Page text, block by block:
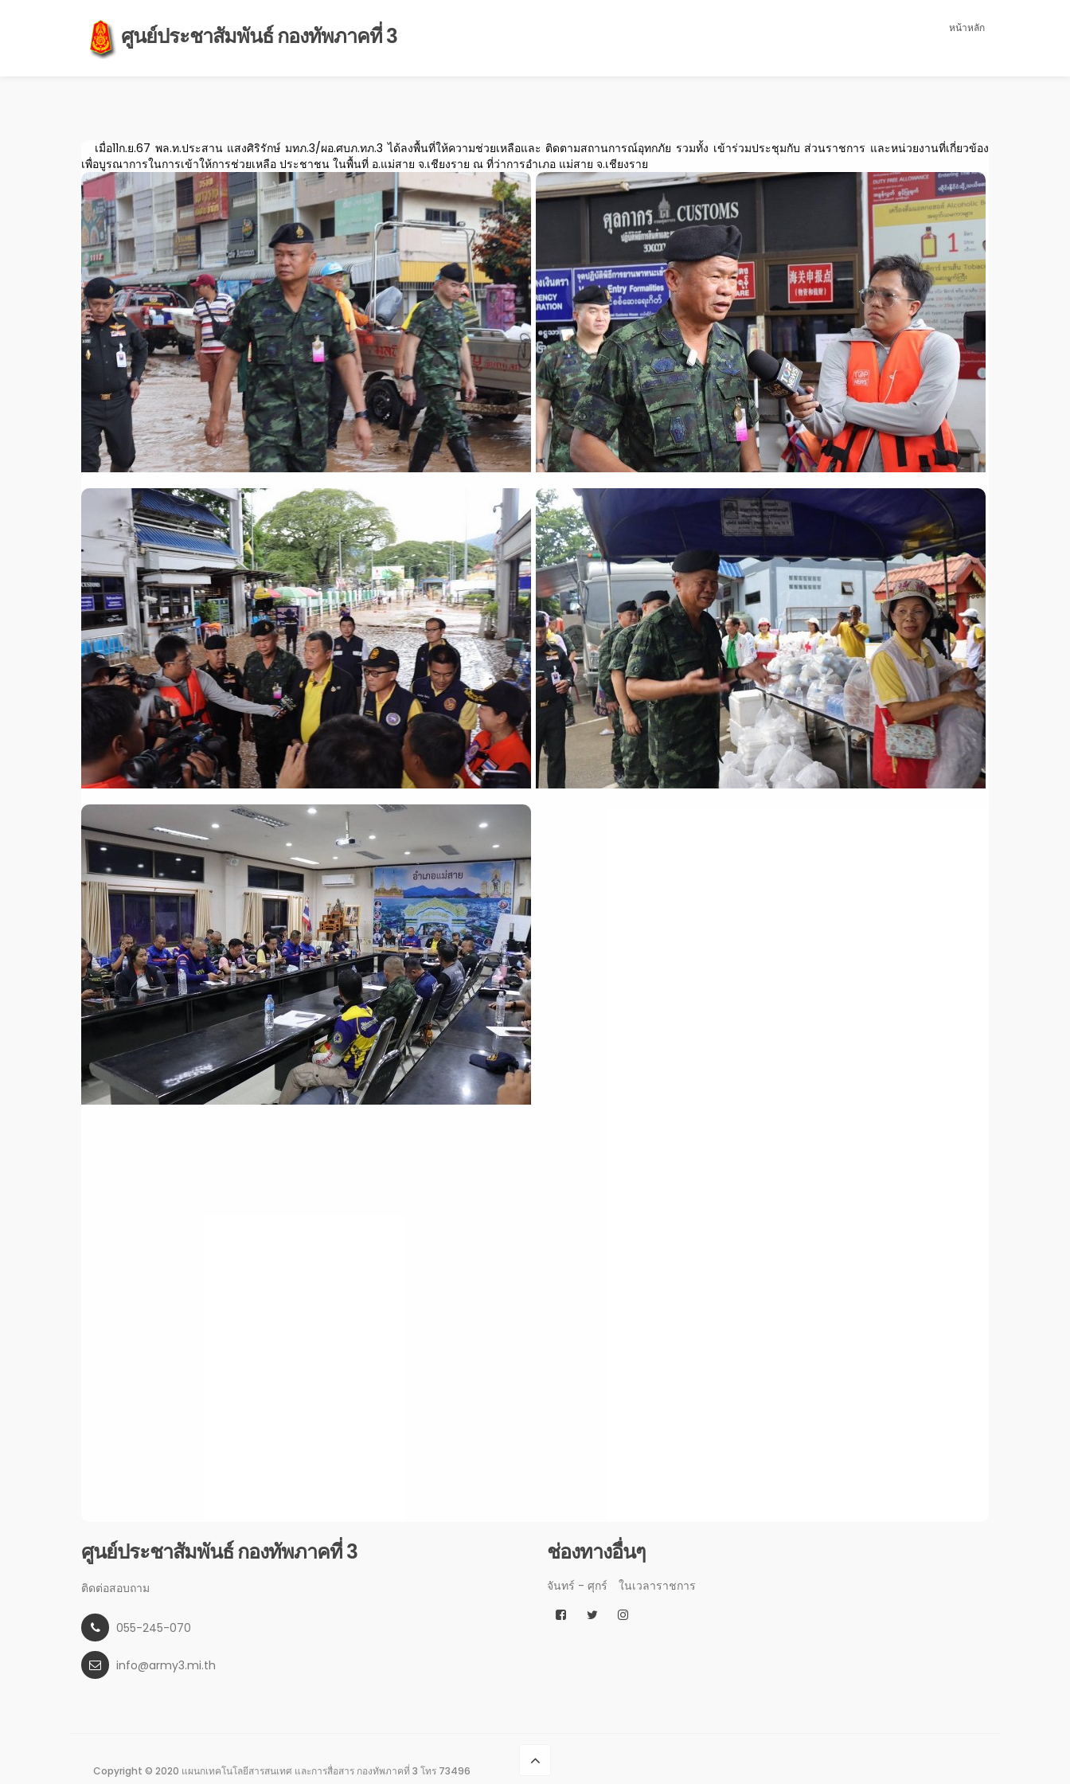
ศูนย์ประชาสัมพันธ์ กองทัพภาคที่ 3 หน้าหลัก
เมื่อ11ก.ย.67 พล.ท.ประสาน แสงศิริรักษ์ มทภ.3/ผอ.ศบภ.ทภ.3 ได้ลงพื้นที่ให้ความช่วยเหลือและ ติดตามสถานการณ์อุทกภัย รวมทั้ง เข้าร่วมประชุมกับ ส่วนราชการ และหน่วยงานที่เกี่ยวข้อง
เพื่อบูรณาการในการเข้าให้การช่วยเหลือ ประชาชน ในพื้นที่ อ.แม่สาย จ.เชียงราย ณ ที่ว่าการอำเภอ แม่สาย จ.เชียงราย
ศูนย์ประชาสัมพันธ์ กองทัพภาคที่ 3
ติดต่อสอบถาม
055-245-070
info@army3.mi.th
ช่องทางอื่นๆ
จันทร์ - ศุกร์ ในเวลาราชการ
Copyright © 2020 แผนกเทคโนโลยีสารสนเทศ และการสื่อสาร กองทัพภาคที่ 3 โทร 73496